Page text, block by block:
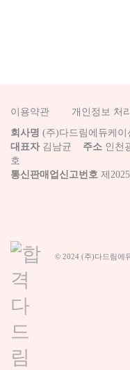
이용약관 개인정보 처
회사명 (주)다드림에듀케이
대표자 김남균 주소 인천
호
통신판매업신고번호 제
© 2024 (주)다드림에